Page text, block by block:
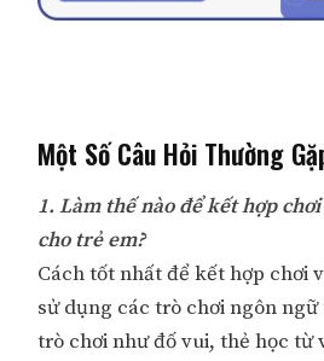
Một Số Câu Hỏi Thường
1. Làm thế nào để kết hợp
cho trẻ em?
Cách tốt nhất để kết hợp chơi
sử dụng các trò chơi ngôn
trò chơi như đố vui, thẻ học từ